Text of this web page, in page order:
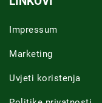
Impressum
Marketing
Uvjeti koristenja